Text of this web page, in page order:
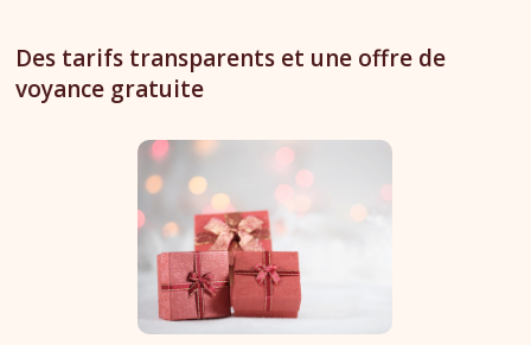
Des tarifs transparents et une offre de
voyance gratuite